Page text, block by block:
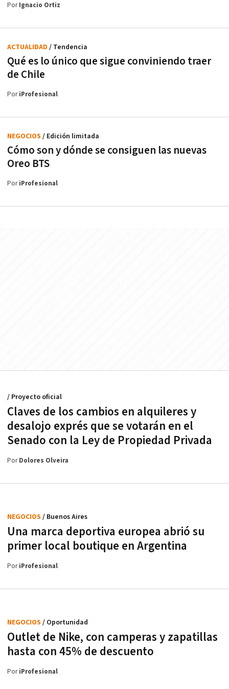
PorIgnacio Ortiz
Qué es lo único que sigue conviniendo traer
de Chile
ACTUALIDAD / Tendencia
PoriProfesional
Cómo son y dónde se consiguen las nuevas
Oreo BTS
NEGOCIOS / Edición limitada
PoriProfesional
Claves de los cambios en alquileres y
desalojo exprés que se votarán en el
Senado con la Ley de Propiedad Privada
/ Proyecto oficial
PorDolores Olveira
Una marca deportiva europea abrió su
primer local boutique en Argentina
NEGOCIOS / Buenos Aires
PoriProfesional
Outlet de Nike, con camperas y zapatillas
hasta con 45% de descuento
NEGOCIOS / Oportunidad
PoriProfesional